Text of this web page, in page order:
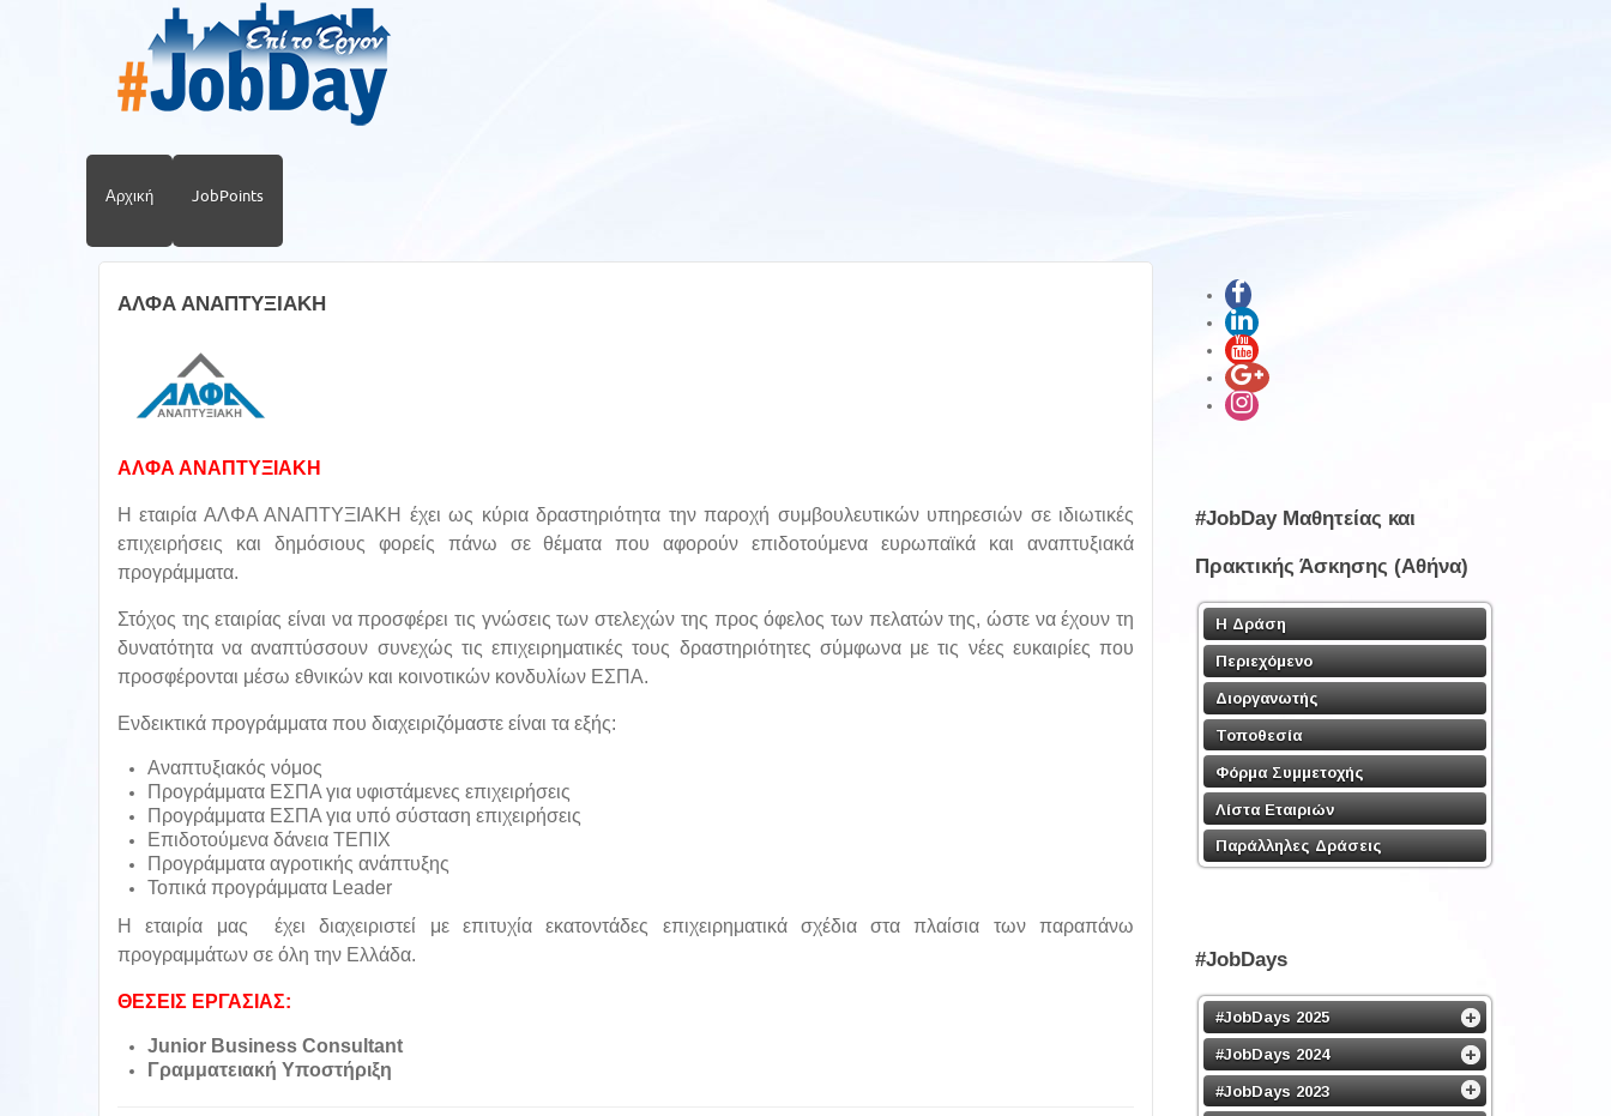
Αρχική JobPoints
ΑΛΦΑ ΑΝΑΠΤΥΞΙΑΚΗ
ΑΛΦΑ ΑΝΑΠΤΥΞΙΑΚΗ
H εταιρία ΑΛΦΑ ΑΝΑΠΤΥΞΙΑΚΗ έχει ως κύρια δραστηριότητα την παροχή συμβουλευτικών υπηρεσιών σε ιδιωτικές
επιχειρήσεις και δημόσιους φορείς πάνω σε θέματα που αφορούν επιδοτούμενα ευρωπαϊκά και αναπτυξιακά
προγράμματα.
Στόχος της εταιρίας είναι να προσφέρει τις γνώσεις των στελεχών της προς όφελος των πελατών της, ώστε να έχουν τη
δυνατότητα να αναπτύσσουν συνεχώς τις επιχειρηματικές τους δραστηριότητες σύμφωνα με τις νέες ευκαιρίες που
προσφέρονται μέσω εθνικών και κοινοτικών κονδυλίων ΕΣΠΑ.
Ενδεικτικά προγράμματα που διαχειριζόμαστε είναι τα εξής:
Αναπτυξιακός νόμος
Προγράμματα ΕΣΠΑ για υφιστάμενες επιχειρήσεις
Προγράμματα ΕΣΠΑ για υπό σύσταση επιχειρήσεις
Επιδοτούμενα δάνεια ΤΕΠΙΧ
Προγράμματα αγροτικής ανάπτυξης
Τοπικά προγράμματα Leader
Η εταιρία μας έχει διαχειριστεί με επιτυχία εκατοντάδες επιχειρηματικά σχέδια στα πλαίσια των παραπάνω
προγραμμάτων σε όλη την Ελλάδα.
ΘΕΣΕΙΣ ΕΡΓΑΣΙΑΣ:
Junior Business Consultant
Γραμματειακή Υποστήριξη
#JobDay Μαθητείας και
Πρακτικής Άσκησης (Αθήνα)
Η Δράση
Περιεχόμενο
Διοργανωτής
Τοποθεσία
Φόρμα Συμμετοχής
Λίστα Εταιριών
Παράλληλες Δράσεις
#JobDays
#JobDays 2025
#JobDays 2024
#JobDays 2023